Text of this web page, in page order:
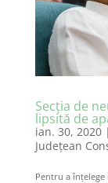
Secția de
lipsită de
ian. 30, 2020|
Județean
Pentru a înțelege